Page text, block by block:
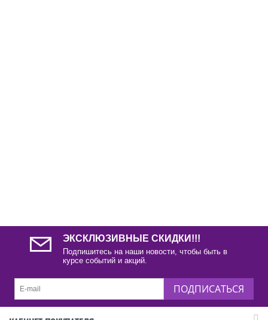
ЭКСКЛЮЗИВНЫЕ СКИДКИ!!!
Подпишитесь на наши новости, чтобы быть в
курсе событий и акций.
ПОДПИСАТЬСЯ